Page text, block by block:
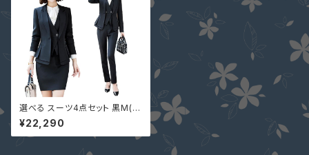
選べる スーツ4点セット 黒M(S
相当)即納 他S-5L予約 セットア
ップ 大きいサイズ OL 制服 通勤
通学 面接 ビジネス 無地 上品
感 レディーススーツ XZ-X938
¥22,290